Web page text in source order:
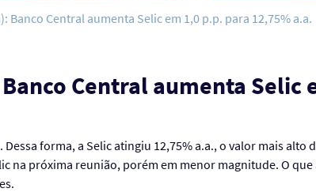
Banco Central aumenta Selic em 1,0 p.p. para 12,75% a.a.
Central aumenta Selic
forma, a Selic atingiu 12,75% a.a., o valor mais alto
na próxima reunião, porém em menor magnitude. O